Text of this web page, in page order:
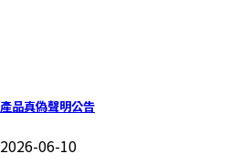
產品真偽聲明公告
2026-06-10